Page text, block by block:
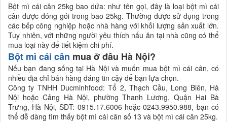
Bột mì cái cân 25kg bao dứa: như tên gọi, đây là loại bột mì cái
cân được đóng gói trong bao 25kg. Thường được sử dụng trong
các bếp công nghiệp hoặc nhà hàng với khối lượng sản xuất lớn.
Tuy nhiên, với những người yêu thích nấu ăn tại nhà cũng có thể
mua loại này để tiết kiệm chi phí.
Bột mì cái cân mua ở đâu Hà Nội?
Nếu bạn đang sống tại Hà Nội và muốn mua bột mì cái cân, có
nhiều địa chỉ bán hàng đáng tin cậy để bạn lựa chọn.
Công ty TNHH Ducminhfood: Tổ 2, Thạch Cầu, Long Biên, Hà
Nội hoặc Cảng Hà Nội, phường Thanh Lương, Quận Hai Bà
Trưng, Hà Nội, SĐT: 0915.17.6006 hoặc 0243.9950.988, bạn có
thể dễ dàng tìm thấy bột mì cái cân số 13 và bột mì cái cân 25kg.